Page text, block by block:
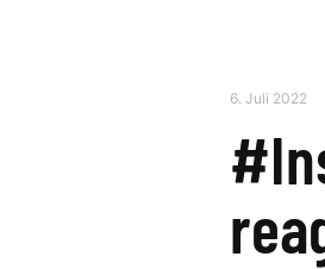
6. Juli 2022